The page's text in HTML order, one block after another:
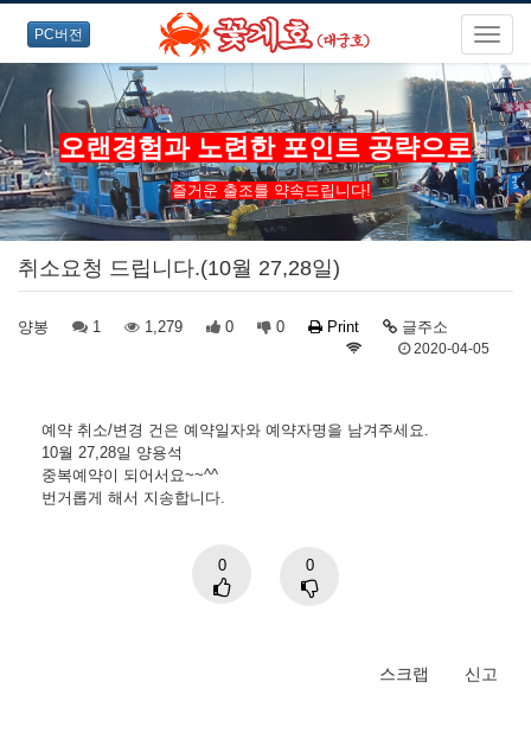
PC버전
오랜경험과 노련한 포인트 공략으로
즐거운 출조를 약속드립니다!
취소요청 드립니다.(10월 27,28일)
양봉 1 1,279 0 0 Print 글주소
2020-04-05
예약 취소/변경 건은 예약일자와 예약자명을 남겨주세요.
10월 27,28일 양용석
중복예약이 되어서요~~^^
번거롭게 해서 지송합니다.
0 0
스크랩 신고